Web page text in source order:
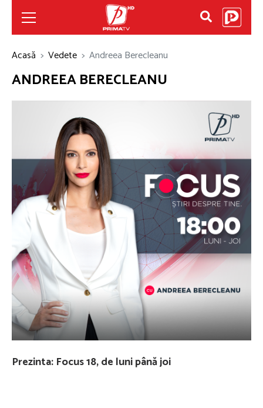
Acasă Vedete Andreea Berecleanu
ANDREEA BERECLEANU
Prezinta: Focus 18, de luni până joi